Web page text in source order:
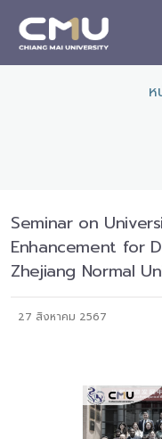
ห
Seminar on
Enhancement for
Zhejiang Normal
27 สิงหาคม 2567